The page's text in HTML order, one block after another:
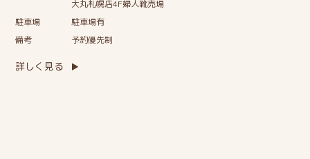
大丸札幌店4F婦人靴売場
駐車場
駐車場有
備考
予約優先制
詳しく見る